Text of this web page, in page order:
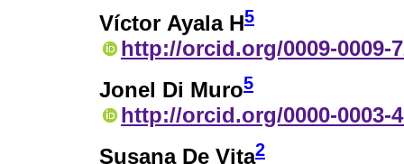
Víctor Ayala H5
http://orcid.org/0009-0009-
Jonel Di Muro5
http://orcid.org/0000-0003-
Susana De Vita2